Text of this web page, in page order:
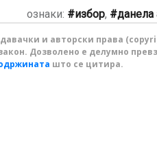
ознаки: избор, данела
и авторски права
Дозволено е делумно
што се цитира.